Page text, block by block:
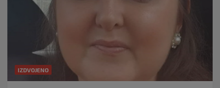
IZDVOJENO